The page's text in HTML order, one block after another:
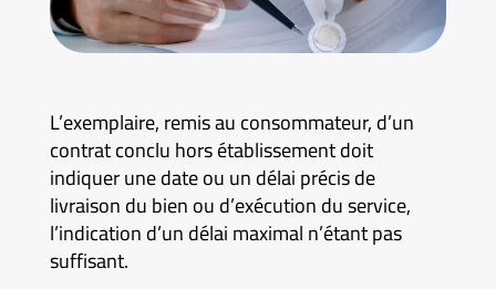
L’exemplaire, remis au consommateur, d’un
contrat conclu hors établissement doit
indiquer une date ou un délai précis de
livraison du bien ou d’exécution du service,
l’indication d’un délai maximal n’étant pas
suffisant.